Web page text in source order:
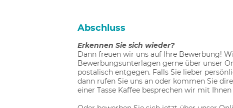
Abschluss
Erkennen Sie sich wieder?
Dann freuen wir uns auf Ihre Bewerbung!
Bewerbungsunterlagen gerne über unser
postalisch entgegen. Falls Sie lieber
dann rufen Sie uns an oder kommen Sie
einer Tasse Kaffee besprechen wir mit